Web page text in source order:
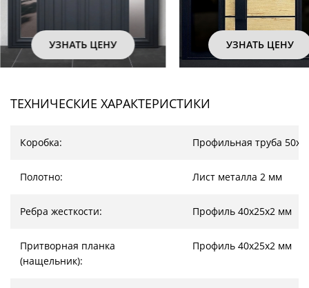
УЗНАТЬ ЦЕНУ УЗНАТЬ ЦЕНУ
ТЕХНИЧЕСКИЕ ХАРАКТЕРИСТИКИ
Коробка: Профильная труба
Полотно: Лист металла 2 мм
Ребра жесткости: Профиль 40х25х2 мм
Притворная планка
(нащельник):
Профиль 40х25х2 мм